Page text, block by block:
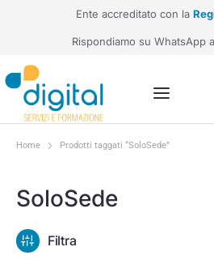
Ente accreditato con la
Rispondiamo su WhatsApp
SoloSede
Filtra
Tu sei qui:
Home Prodotti taggati “SoloSede”